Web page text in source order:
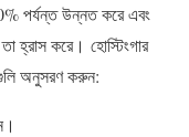
পর্যন্ত উন্নত করে এবং
হ্রাস করে। হোস্টিংগার
অনুসরণ করুন: